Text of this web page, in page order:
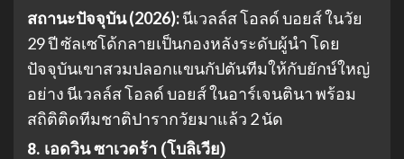
สถานะปัจจุบัน (2026):นีเวลล์ส โอลด์ บอยส์ ในวัย
29 ปี ซัลเซโด้กลายเป็นกองหลังระดับผู้นำ โดย
ปัจจุบันเขาสวมปลอกแขนกัปตันทีมให้กับยักษ์ใหญ่
อย่าง นีเวลล์ส โอลด์ บอยส์ ในอาร์เจนตินา พร้อม
สถิติติดทีมชาติปารากวัยมาแล้ว 2 นัด
8. เอดวิน ซาเวดร้า (โบลิเวีย)